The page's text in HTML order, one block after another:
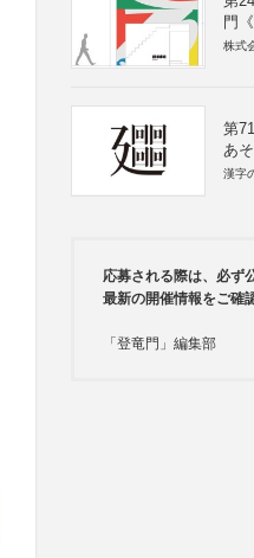
門
株式
第
あ
漢字
応募される際は、必ず
最新の開催情報をご確
「登竜門」編集部